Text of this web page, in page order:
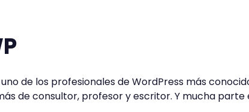
de los profesionales de WordPress más
de consultor, profesor y escritor. Y mucha parte